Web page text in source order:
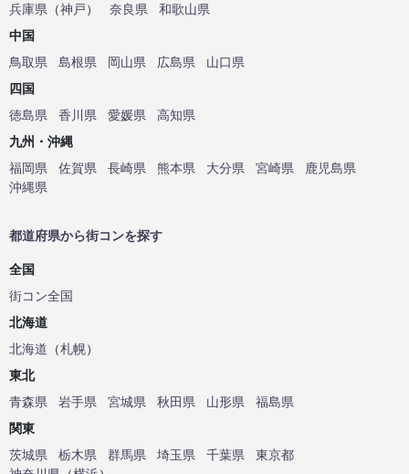
兵庫県 （神戸） 奈良県
和歌山県
中国
鳥取県
島根県 岡山県 広島県
山口県
四国
徳島県
香川県 愛媛県
高知県
九州・沖縄
福岡県
佐賀県 長崎県 熊本県 大分県 宮崎県
鹿児島県
沖縄県
都道府県から街コンを探す
全国
街コン全国
北海道
北海道 （札幌）
東北
青森県
岩手県 宮城県 秋田県 山形県
福島県
関東
茨城県
栃木県 群馬県 埼玉県 千葉県
東京都